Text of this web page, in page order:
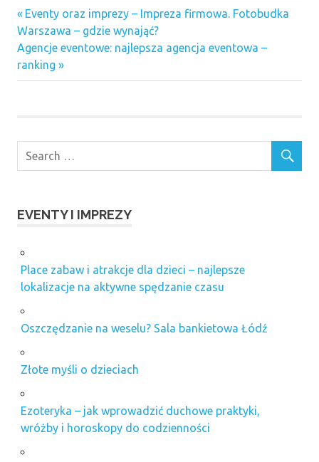
charakterystyka
co
oznacza
dla firm
imprezy
tematyczne
najlepsza
agencja
eventowa
ranking
obozy
dla
dzieci
organizacja
imprez
masowych
Nawigacja
wpisu
Previous
Post:
Eventy oraz imprezy – Impreza firmowa. Fotobudka
Warszawa – gdzie wynająć?
Next
Post:
Agencje eventowe: najlepsza agencja eventowa –
ranking
EVENTY I IMPREZY
Place zabaw i atrakcje dla dzieci – najlepsze
lokalizacje na aktywne spędzanie czasu
Oszczędzanie na weselu? Sala bankietowa Łódź
Złote myśli o dzieciach
Ezoteryka – jak wprowadzić duchowe praktyki,
wróżby i horoskopy do codzienności